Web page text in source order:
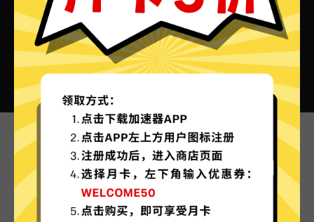
七号加速器VPN的特色